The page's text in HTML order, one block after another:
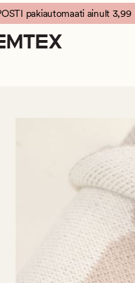
pakiautomaati ainult 3,99